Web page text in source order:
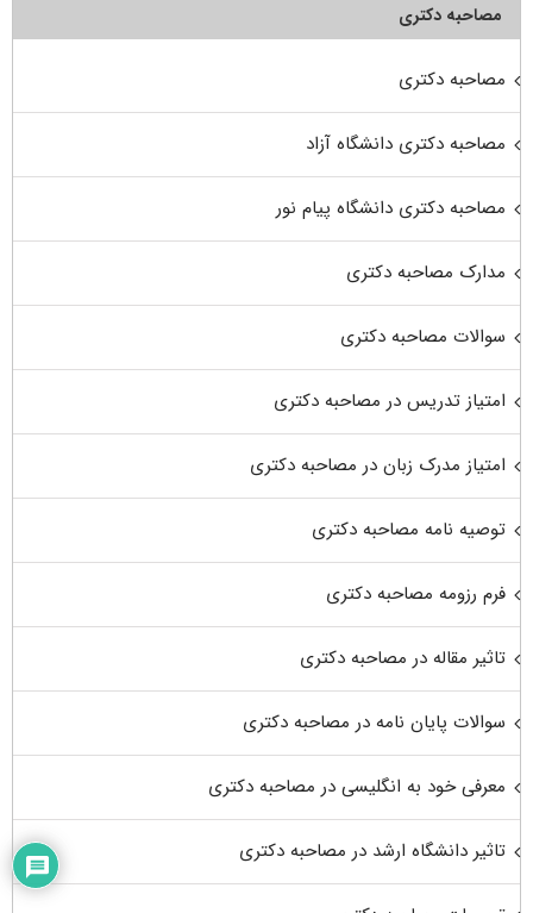
مصاحبه دکتری
مصاحبه دکتری
مصاحبه دکتری دانشگاه آزاد
مصاحبه دکتری دانشگاه پیام نور
مدارک مصاحبه دکتری
سوالات مصاحبه دکتری
امتیاز تدریس در مصاحبه دکتری
امتیاز مدرک زبان در مصاحبه دکتری
توصیه نامه مصاحبه دکتری
فرم رزومه مصاحبه دکتری
تاثیر مقاله در مصاحبه دکتری
سوالات پایان نامه در مصاحبه دکتری
معرفی خود به انگلیسی در مصاحبه دکتری
تاثیر دانشگاه ارشد در مصاحبه دکتری